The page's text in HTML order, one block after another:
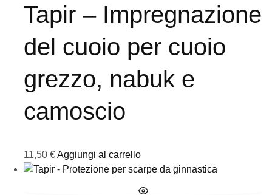
Tapir – Impregnazione
del cuoio per cuoio
grezzo, nabuk e
camoscio
11,50 €Aggiungi al carrello